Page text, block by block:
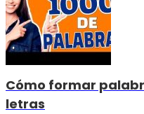
Cómo formar
letras